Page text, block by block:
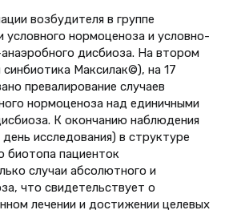
возбудителя в группе
условного нормоценоза и условно-
дисбиоза. На втором
Максилак©), на 17
превалирование случаев
нормоценоза над единичными
К окончанию наблюдения
исследования) в структуре
биотопа пациенток
случаи абсолютного и
что свидетельствует о
лечении и достижении целевых